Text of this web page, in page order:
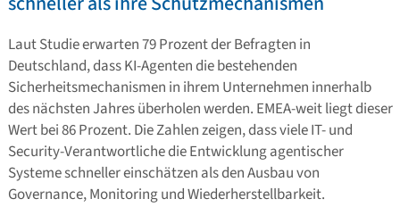
Laut Studie erwarten 79 Prozent der Befragten in
Deutschland, dass KI-Agenten die bestehenden
Sicherheitsmechanismen in ihrem Unternehmen innerhalb
des nächsten Jahres überholen werden. EMEA-weit liegt dieser
Wert bei 86 Prozent. Die Zahlen zeigen, dass viele IT- und
Security-Verantwortliche die Entwicklung agentischer
Systeme schneller einschätzen als den Ausbau von
Governance, Monitoring und Wiederherstellbarkeit.